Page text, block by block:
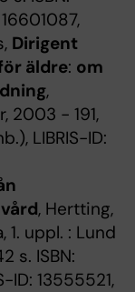
Dirigent
äldre: om
,
2003 - 191,
LIBRIS-ID:
, Hertting,
1. uppl. : Lund
s. ISBN:
13555521,